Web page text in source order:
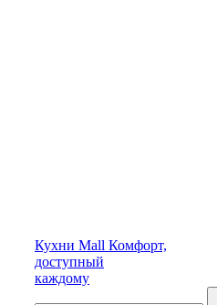
Кухни Mall Комфорт,
доступный
каждому